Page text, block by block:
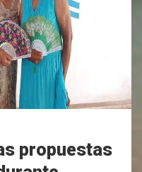
propuestas